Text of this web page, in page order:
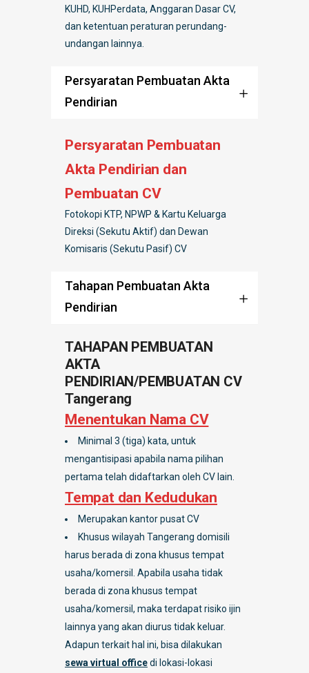
KUHD, KUHPerdata, Anggaran Dasar CV,
dan ketentuan peraturan perundang-
undangan lainnya.
Persyaratan Pembuatan Akta
Pendirian
Persyaratan Pembuatan
Akta Pendirian dan
Pembuatan CV
Fotokopi KTP, NPWP & Kartu Keluarga
Direksi (Sekutu Aktif) dan Dewan
Komisaris (Sekutu Pasif) CV
Tahapan Pembuatan Akta
Pendirian
TAHAPAN PEMBUATAN
AKTA
PENDIRIAN/PEMBUATAN CV
Tangerang
Menentukan Nama CV
Minimal 3 (tiga) kata, untuk
mengantisipasi apabila nama pilihan
pertama telah didaftarkan oleh CV lain.
Tempat dan Kedudukan
Merupakan kantor pusat CV
Khusus wilayah Tangerang domisili
harus berada di zona khusus tempat
usaha/komersil. Apabila usaha tidak
berada di zona khusus tempat
usaha/komersil, maka terdapat risiko ijin
lainnya yang akan diurus tidak keluar.
Adapun terkait hal ini, bisa dilakukan
sewa virtual officedi lokasi-lokasi